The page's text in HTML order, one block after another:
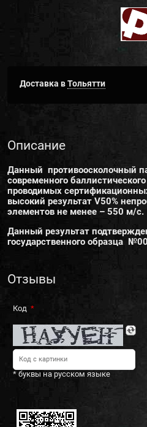
Доставка вТольятти
Описание
Данный противоосколочный
современного
проводимых
высокий результат V50%
элементов не менее – 550 м/с.
Данный результат
государственного образца
Отзывы
Код
* буквы на русском языке